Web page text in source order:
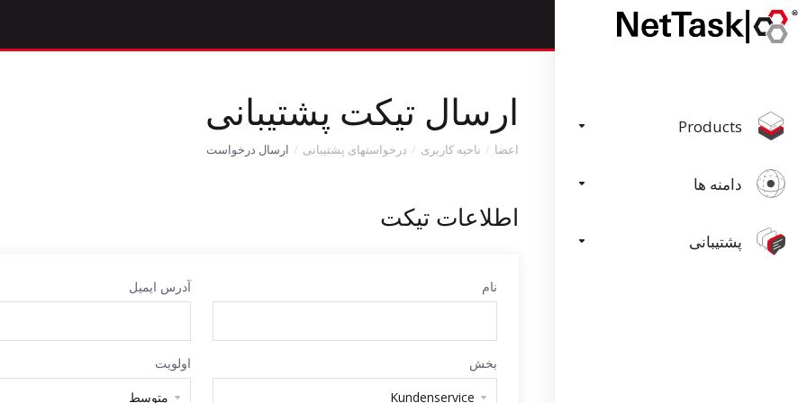
Products
دامنه ها
پشتیبانی
ارسال تیکت پشتیبانی
اعضا ناحیه کاربری درخواستهای پشتیبانی ارسال درخواست
اطلاعات تیکت
نام آدرس ایمیل
بخش اولویت